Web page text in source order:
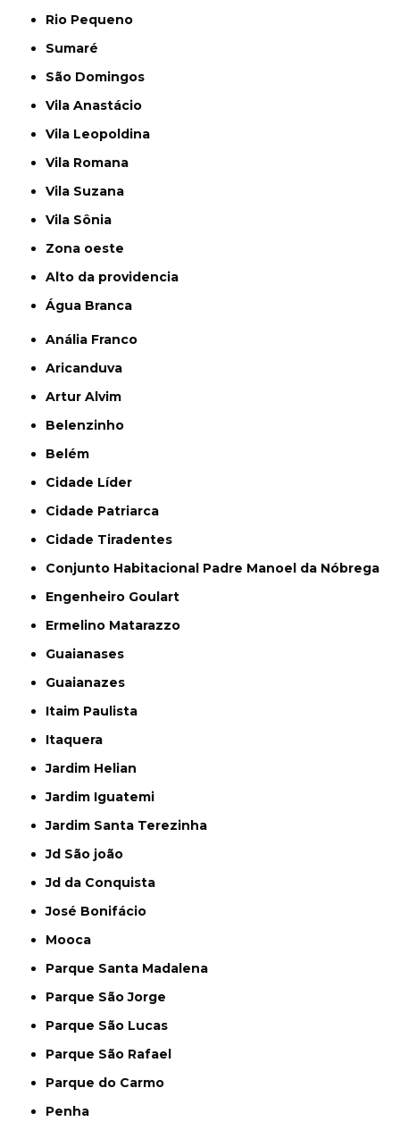
Rio Pequeno
Sumaré
São Domingos
Vila Anastácio
Vila Leopoldina
Vila Romana
Vila Suzana
Vila Sônia
Zona oeste
alto da providencia
Água Branca
Anália Franco
Aricanduva
Artur Alvim
Belenzinho
Belém
Cidade Líder
Cidade Patriarca
Cidade Tiradentes
Conjunto Habitacional Padre Manoel da Nóbrega
Engenheiro Goulart
Ermelino Matarazzo
Guaianases
Guaianazes
Itaim Paulista
Itaquera
Jardim Helian
Jardim Iguatemi
Jardim Santa Terezinha
Jd São joão
Jd da Conquista
José Bonifácio
Mooca
Parque Santa Madalena
Parque São Jorge
Parque São Lucas
Parque São Rafael
Parque do Carmo
Penha